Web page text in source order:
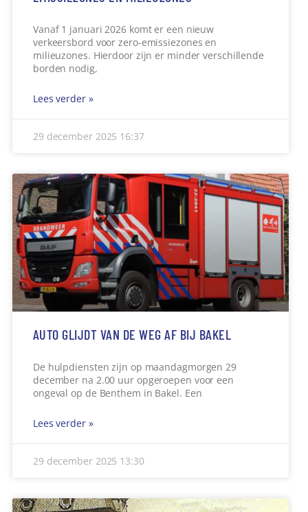
Vanaf 1 januari 2026 komt er een nieuw
verkeersbord voor zero-emissiezones en
milieuzones. Hierdoor zijn er minder verschillende
borden nodig,
Lees verder »
29 december 2025 16:37
AUTO GLIJDT VAN DE WEG AF BIJ BAKEL
De hulpdiensten zijn op maandagmorgen 29
december na 2.00 uur opgeroepen voor een
ongeval op de Benthem in Bakel. Een
Lees verder »
29 december 2025 13:30